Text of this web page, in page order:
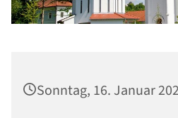
Sonntag, 16. Januar